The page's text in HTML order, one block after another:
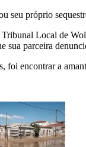
seu próprio
Tribunal Local de
sua parceira
foi encontrar a